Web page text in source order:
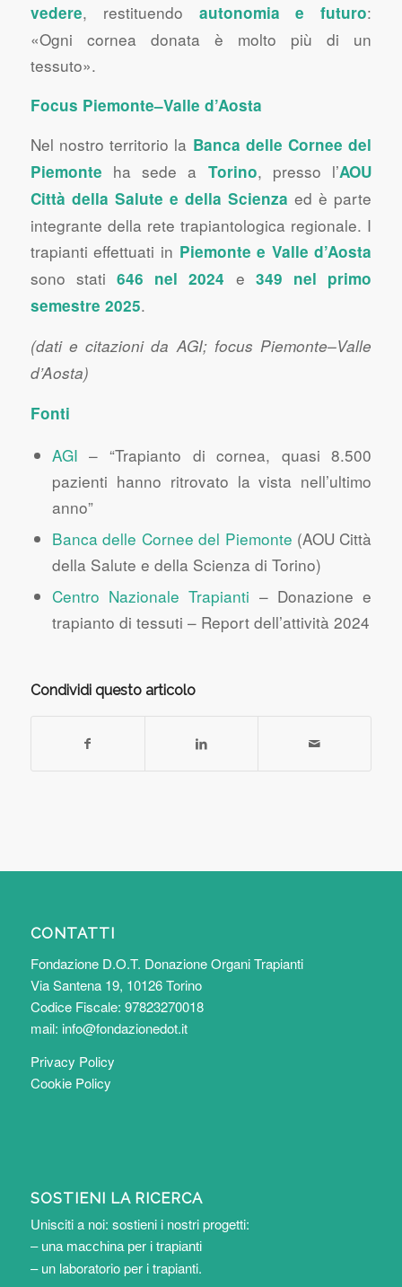
vedere, restituendo autonomia e futuro:
«Ogni cornea donata è molto più di un
tessuto».
Focus Piemonte–Valle d’Aosta
Nel nostro territorio la Banca delle Cornee del
Piemonte ha sede a Torino, presso l’AOU
Città della Salute e della Scienza ed è parte
integrante della rete trapiantologica regionale. I
trapianti effettuati in Piemonte e Valle d’Aosta
sono stati646 nel 2024 e 349 nel primo
semestre 2025.
(dati e citazioni da AGI; focus Piemonte–Valle
d’Aosta)
Fonti
AGI – “Trapianto di cornea, quasi 8.500
pazienti hanno ritrovato la vista nell’ultimo
anno”
Banca delle Cornee del Piemonte (AOU Città
della Salute e della Scienza di Torino)
Centro Nazionale Trapianti – Donazione e
trapianto di tessuti – Report dell’attività 2024
Condividi questo articolo
CONTATTI
Fondazione D.O.T. Donazione Organi Trapianti
Via Santena 19, 10126 Torino
Codice Fiscale: 97823270018
mail: info@fondazionedot.it
Privacy Policy
Cookie Policy
SOSTIENI LA RICERCA
Unisciti a noi: sostieni i nostri progetti:
– una macchina per i trapianti
– un laboratorio per i trapianti.